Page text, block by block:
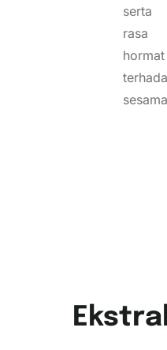
serta
rasa
hormat